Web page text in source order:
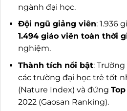
ngành đại học.
Đội ngũ giảng viên: 1.936
1.494 giáo viên toàn thời
nghiệm.
Thành tích nổi bật:
các trường đại học trẻ tốt
(Nature Index) và đứng
2022 (Gaosan Ranking).